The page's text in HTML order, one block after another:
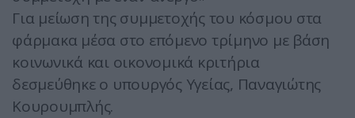
Για μείωση της συμμετοχής του κόσμου στα
φάρμακα μέσα στο επόμενο τρίμηνο με βάση
κοινωνικά και οικονομικά κριτήρια
δεσμεύθηκε ο υπουργός Υγείας, Παναγιώτης
Κουρουμπλής.